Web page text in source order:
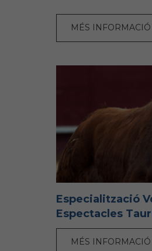
MÉS INFORMACIÓ
Especialització
Espectacles
MÉS INFORMACIÓ